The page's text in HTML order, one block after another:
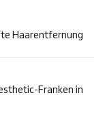
Haarentfernung
Franken in